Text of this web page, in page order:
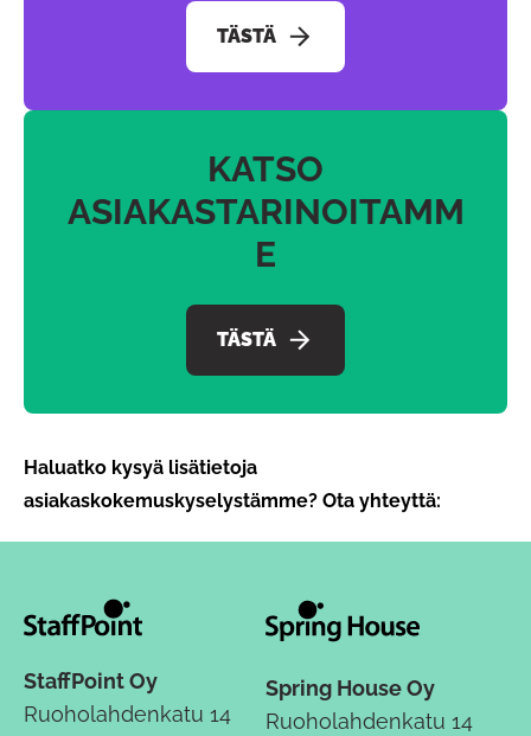
TÄSTÄ
KATSO
ASIAKASTARINOITAMM
E
TÄSTÄ
Haluatko kysyä lisätietoja
asiakaskokemuskyselystämme? Ota yhteyttä:
StaffPoint Oy
Ruoholahdenkatu 14
Spring House Oy
Ruoholahdenkatu 14